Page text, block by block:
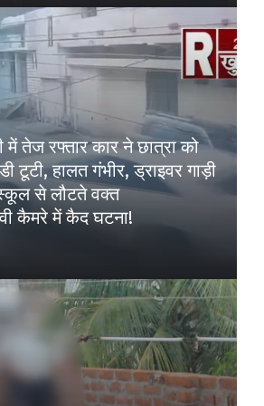
में तेज रफ्तार कार ने छात्रा को
टूटी, हालत गंभीर, ड्राइवर गाड़ी
से लौटते वक्त
कैमरे में कैद घटना!